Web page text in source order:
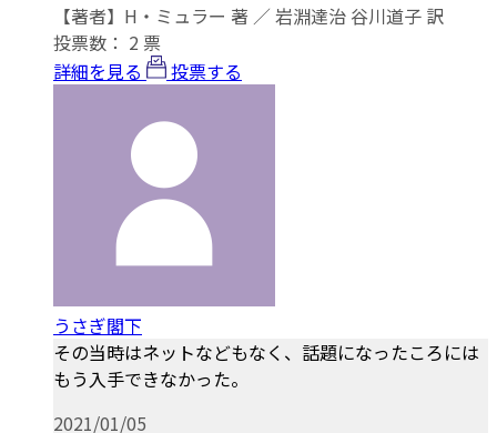
【著者】H・ミュラー 著 ／ 岩淵達治 谷川道子 訳
投票数： 2票
詳細を見る
投票する
うさぎ閣下
その当時はネットなどもなく、話題になったころには
もう入手できなかった。
2021/01/05